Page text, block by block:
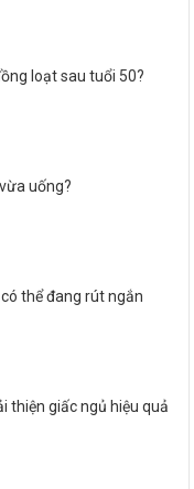
loạt sau tuổi 50?
uống?
thể đang rút ngắn
thiện giấc ngủ hiệu quả